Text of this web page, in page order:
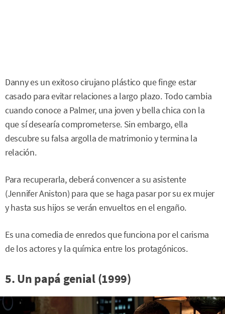
Danny es un exitoso cirujano plástico que finge estar
casado para evitar relaciones a largo plazo. Todo cambia
cuando conoce a Palmer, una joven y bella chica con la
que sí desearía comprometerse. Sin embargo, ella
descubre su falsa argolla de matrimonio y termina la
relación.
Para recuperarla, deberá convencer a su asistente
(Jennifer Aniston) para que se haga pasar por su ex mujer
y hasta sus hijos se verán envueltos en el engaño.
Es una comedia de enredos que funciona por el carisma
de los actores y la química entre los protagónicos.
5. Un papá genial (1999)